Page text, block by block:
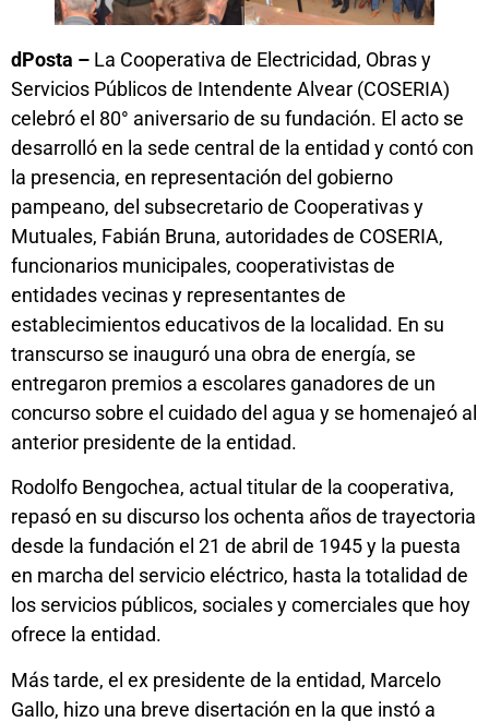
dPosta – La Cooperativa de Electricidad, Obras y
Servicios Públicos de Intendente Alvear (COSERIA)
celebró el 80° aniversario de su fundación. El acto se
desarrolló en la sede central de la entidad y contó con
la presencia, en representación del gobierno
pampeano, del subsecretario de Cooperativas y
Mutuales, Fabián Bruna, autoridades de COSERIA,
funcionarios municipales, cooperativistas de
entidades vecinas y representantes de
establecimientos educativos de la localidad. En su
transcurso se inauguró una obra de energía, se
entregaron premios a escolares ganadores de un
concurso sobre el cuidado del agua y se homenajeó al
anterior presidente de la entidad.
Rodolfo Bengochea, actual titular de la cooperativa,
repasó en su discurso los ochenta años de trayectoria
desde la fundación el 21 de abril de 1945 y la puesta
en marcha del servicio eléctrico, hasta la totalidad de
los servicios públicos, sociales y comerciales que hoy
ofrece la entidad.
Más tarde, el ex presidente de la entidad, Marcelo
Gallo, hizo una breve disertación en la que instó a